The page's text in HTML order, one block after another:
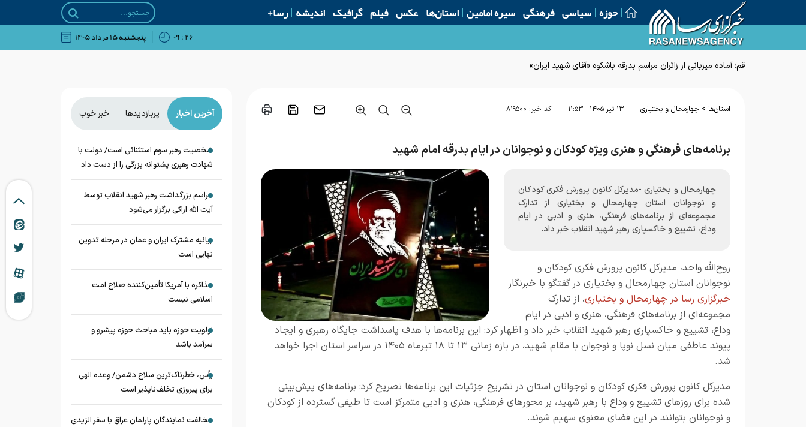
حوزه سیاسی فرهنگی سیره امامین استان‌ها عکس فیلم گرافیک اندیشه رسا+
۲۶ : ۰۹ پنجشنبه ۱۵ مرداد ۱۴۰۵
قم؛ آماده میزبانی از زائران مراسم بدرقه باشکوه «آقای شهید ایران»
استان‌ها > چهارمحال و بختیاری ۱۳ تير ۱۴۰۵ - ۱۱:۵۳ کد خبر: ۸۱۹۵۰۰
برنامه‌های فرهنگی و هنری ویژه کودکان و نوجوانان در ایام بدرقه امام شهید
چهارمحال و بختیاری -مدیرکل کانون پرورش فکری کودکان
و نوجوانان استان چهارمحال و بختیاری از تدارک
مجموعه‌ای از برنامه‌های فرهنگی، هنری و ادبی در ایام
وداع، تشییع و خاکسپاری رهبر شهید انقلاب خبر داد.
روح‌الله واحد، مدیرکل کانون پرورش فکری کودکان و
نوجوانان استان چهارمحال و بختیاری در گفتگو با خبرنگار
خبرگزاری رسا در چهارمحال و بختیاری، از تدارک
مجموعه‌ای از برنامه‌های فرهنگی، هنری و ادبی در ایام
وداع، تشییع و خاکسپاری رهبر شهید انقلاب خبر داد و اظهار کرد: این برنامه‌ها با هدف پاسداشت جایگاه رهبری و ایجاد
پیوند عاطفی میان نسل نوپا و نوجوان با مقام شهید، در بازه زمانی ۱۳ تا ۱۸ تیرماه ۱۴۰۵ در سراسر استان اجرا خواهد
شد.
مدیرکل کانون پرورش فکری کودکان و نوجوانان استان در تشریح جزئیات این برنامه‌ها تصریح کرد: برنامه‌های پیش‌بینی
شده برای روزهای تشییع و وداع با رهبر شهید، بر محورهای فرهنگی، هنری و ادبی متمرکز است تا طیفی گسترده از کودکان
و نوجوانان بتوانند در این فضای معنوی سهیم شوند.
آخرین اخبار پربازدیدها خبر خوب
شخصیت رهبر سوم استثنائی است/ دولت با
شهادت رهبری پشتوانه بزرگی را از دست داد
مراسم بزرگداشت رهبر شهید انقلاب توسط
آیت الله اراکی برگزار می‌شود
بیانیه مشترک ایران و عمان در مرحله تدوین
نهایی است
مذاکره با آمریکا تأمین‌کننده صلاح امت
اسلامی نیست
اولویت حوزه باید مباحث حوزه پیشرو و
سرآمد باشد
یأس، خطرناک‌ترین سلاح دشمن/ وعده الهی
برای پیروزی تخلف‌ناپذیر است
مخالفت نمایندگان پارلمان عراق با سفر الزیدی